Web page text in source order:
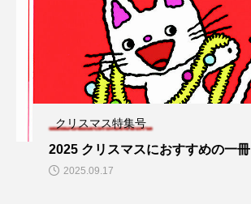
クリスマス特集号
2025 クリスマスにおすすめの一冊
2025.09.17